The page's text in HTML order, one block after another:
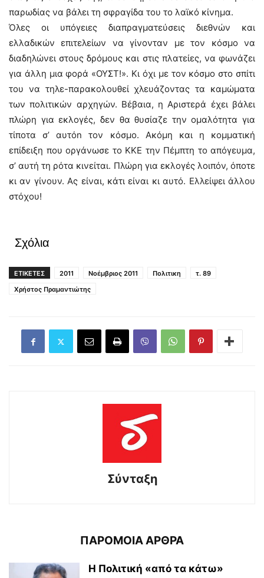
παρωδίας να βάλει τη σφραγίδα του το λαϊκό κίνημα.
Όλες οι υπόγειες διαπραγματεύσεις διεθνών και
ελλαδικών επιτελείων να γίνονταν με τον κόσμο να
διαδηλώνει στους δρόμους και στις πλατείες, να φωνάζει
για άλλη μια φορά «ΟΥΣΤ!». Κι όχι με τον κόσμο στο σπίτι
του να τηλε-παρακολουθεί χλευάζοντας τα καμώματα
των πολιτικών αρχηγών. Βέβαια, η Αριστερά έχει βάλει
πλώρη για εκλογές, δεν θα θυσίαζε την ομαλότητα για
τίποτα σ’ αυτόn τον κόσμο. Ακόμη και η κομματική
επίδειξη που οργάνωσε το ΚΚΕ την Πέμπτη το απόγευμα,
σ’ αυτή τη ρότα κινείται. Πλώρη για εκλογές λοιπόν, όποτε
κι αν γίνουν. Ας είναι, κάτι είναι κι αυτό. Ελλείψει άλλου
στόχου!
Σχόλια
ΕΤΙΚΕΤΕΣ 2011 Νοέμβριος 2011 Πολιτικη
τ. 89
Χρήστος Πραμαντιώτης
Σύνταξη
ΠΑΡΟΜΟΙΑ ΑΡΘΡΑ
Η Πολιτική «από τα κάτω»